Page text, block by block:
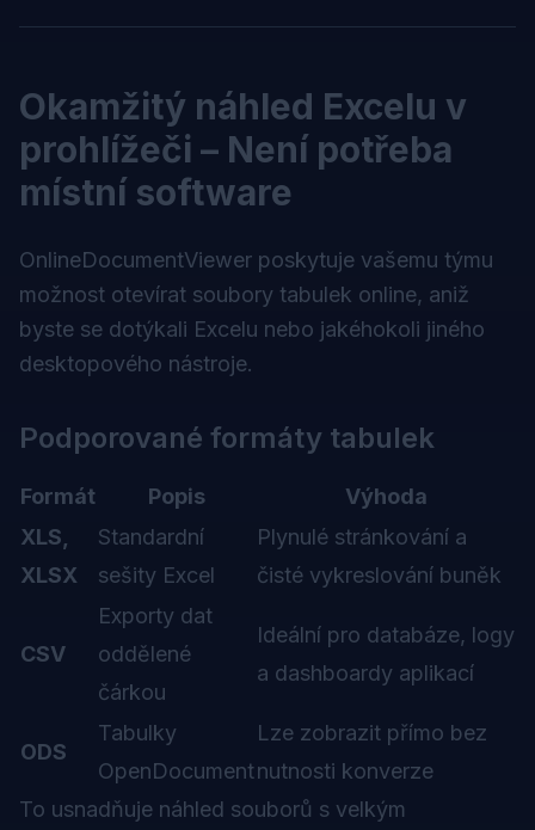
Okamžitý náhled Excelu v
prohlížeči – Není potřeba
místní software
OnlineDocumentViewer poskytuje vašemu týmu
možnost otevírat soubory tabulek online, aniž
byste se dotýkali Excelu nebo jakéhokoli jiného
desktopového nástroje.
Podporované formáty tabulek
Formát Popis
Výhoda
XLS,
XLSX
Standardní
sešity Excel
Plynulé stránkování a
čisté vykreslování buněk
CSV
Exporty dat
oddělené
čárkou
Ideální pro databáze, logy
a dashboardy aplikací
ODS
Tabulky
OpenDocument
Lze zobrazit přímo bez
nutnosti konverze
To usnadňuje náhled souborů s velkým